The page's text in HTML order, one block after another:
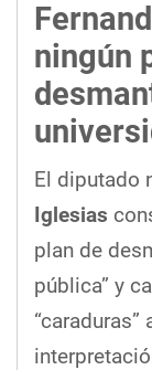
ningún
El diputado
Iglesias
plan de
pública” y